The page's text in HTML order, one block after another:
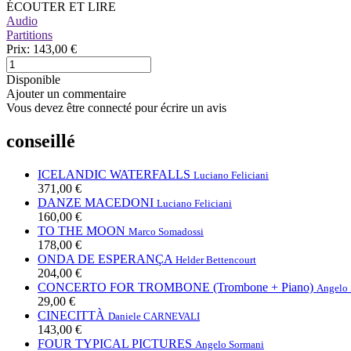
ÉCOUTER ET LIRE
Audio
Partitions
Prix: 143,00 €
Disponible
Ajouter un commentaire
Vous devez être connecté pour écrire un avis
conseillé
ICELANDIC WATERFALLS Luciano Feliciani
371,00 €
DANZE MACEDONI Luciano Feliciani
160,00 €
TO THE MOON Marco Somadossi
178,00 €
ONDA DE ESPERANÇA Helder Bettencourt
204,00 €
CONCERTO FOR TROMBONE (Trombone + Piano) Angelo
29,00 €
CINECITTÀ Daniele CARNEVALI
143,00 €
FOUR TYPICAL PICTURES Angelo Sormani